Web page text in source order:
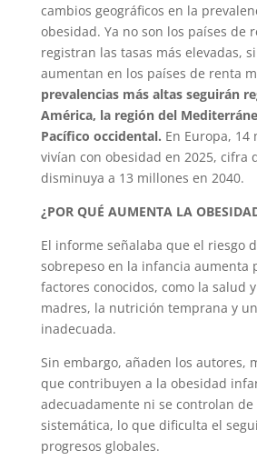
cambios geográficos en la
obesidad. Ya no son los países de
registran las tasas más elevadas,
aumentan en los países de renta
prevalencias más altas seguirán
América, la región del
Pacífico occidental. En Europa,
vivían con obesidad en 2025, cifra
disminuya a 13 millones en 2040.
¿POR QUÉ AUMENTA LA
El informe señalaba que el riesgo
sobrepeso en la infancia aumenta
factores conocidos, como la salud
madres, la nutrición temprana y
inadecuada.
Sin embargo, añaden los autores,
que contribuyen a la obesidad
adecuadamente ni se controlan de
sistemática, lo que dificulta el
progresos globales.